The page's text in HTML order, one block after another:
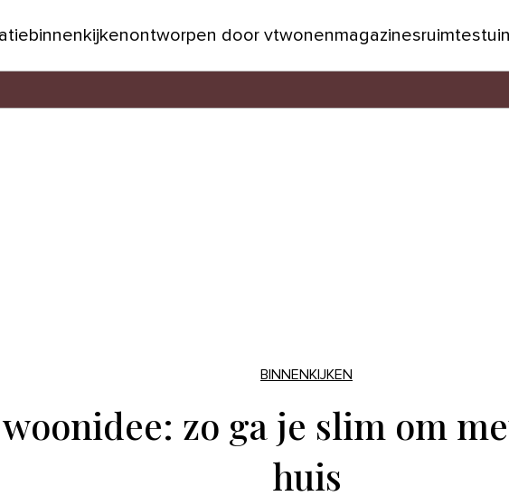
binnenkijkenontworpen door vtwonenmagazinesruimtes
BINNENKIJKEN
zo ga je slim om
huis